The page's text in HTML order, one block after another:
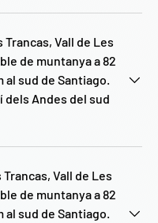
Vall de Les
de muntanya a 82
sud de Santiago.
dels Andes del sud
Vall de Les
de muntanya a 82
sud de Santiago.